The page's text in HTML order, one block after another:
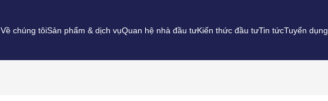
Về chúng tôiSản phẩm & dịch vụQuan hệ nhà đầu tưKiến thức đầu tưTin tứcTuyển dụng